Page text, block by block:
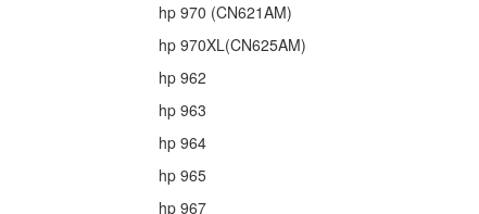
hp 970 (CN621AM)
hp 970XL(CN625AM)
hp 962
hp 963
hp 964
hp 965
hp 967